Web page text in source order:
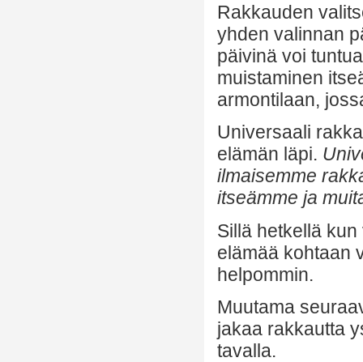
Rakkauden
yhden valinnan
päivinä voi
muistaminen
armontilaan,
Universaali
elämän läpi.
ilmaisemme
itseämme ja
Sillä hetkellä
elämää kohtaan
helpommin.
Muutama
jakaa rakkautta
tavalla.